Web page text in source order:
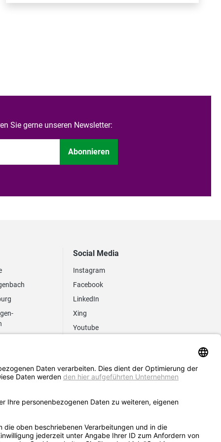
Sie gerne unseren Newsletter:
Abonnieren
Social Media
Instagram
Facebook
LinkedIn
Xing
Youtube